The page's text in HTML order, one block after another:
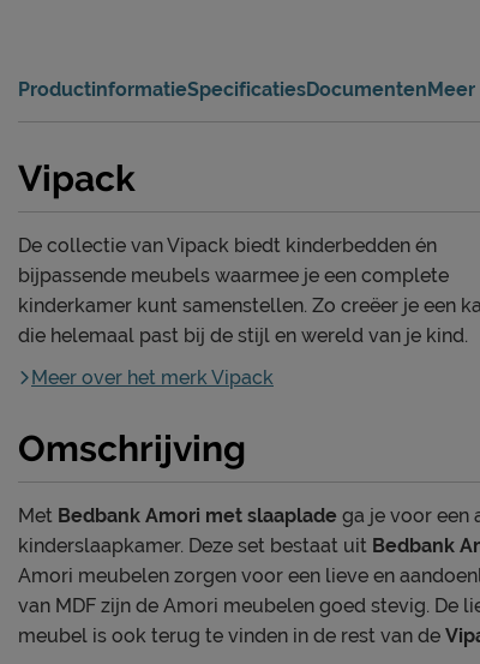
ProductinformatieSpecificatiesDocumenten
Vipack
De collectie van Vipack biedt kinderbedden én
bijpassende meubels waarmee je een complete
kinderkamer kunt samenstellen. Zo creëer je een
die helemaal past bij de stijl en wereld van je kind.
Meer over het merk Vipack
Omschrijving
Met Bedbank Amori met slaaplade ga je voor een
kinderslaapkamer. Deze set bestaat uit Bedbank
Amori meubelen zorgen voor een lieve en
van MDF zijn de Amori meubelen goed stevig. De
meubel is ook terug te vinden in de rest van de